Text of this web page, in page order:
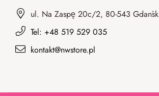
ul. Na Zaspę 20c/2, 80-543 Gdańsk
Tel: +48 519 529 035
kontakt@nwstore.pl